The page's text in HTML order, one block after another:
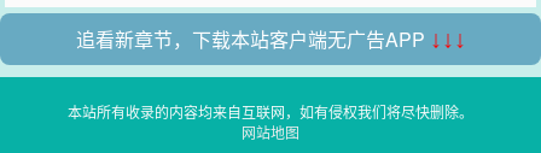
追看新章节，下载本站客户端无广告APP ↓↓↓
本站所有收录的内容均来自互联网，如有侵权我们将尽快删除。
网站地图